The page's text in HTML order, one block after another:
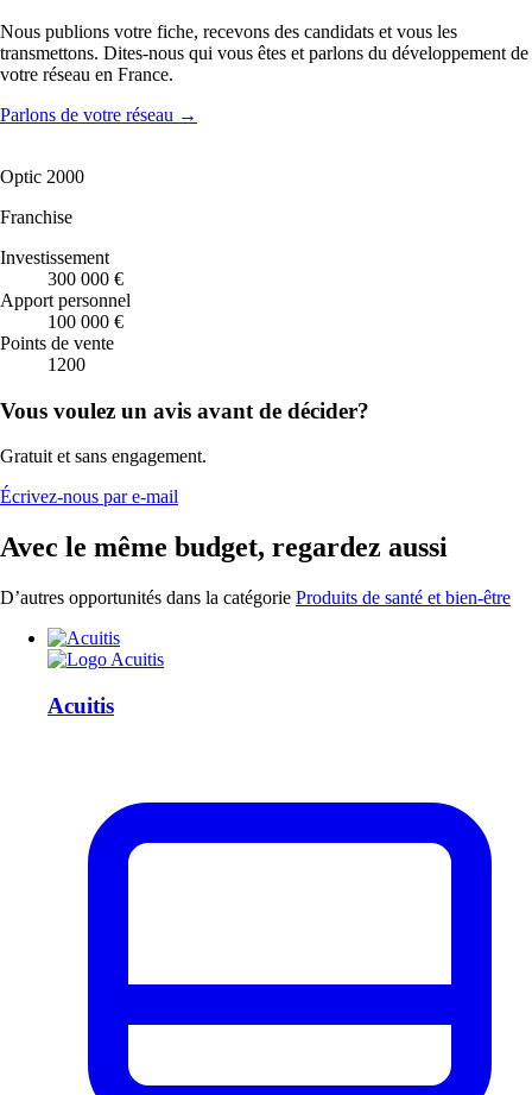
Nous publions votre fiche, recevons des candidats et vous les
transmettons. Dites-nous qui vous êtes et parlons du développement de
votre réseau en France.
Parlons de votre réseau →
Optic 2000
Franchise
Investissement
300 000 €
Apport personnel
100 000 €
Points de vente
1200
Vous voulez un avis avant de décider?
Gratuit et sans engagement.
Écrivez-nous par e-mail
Avec le même budget, regardez aussi
D’autres opportunités dans la catégorie Produits de santé et bien-être
Acuitis